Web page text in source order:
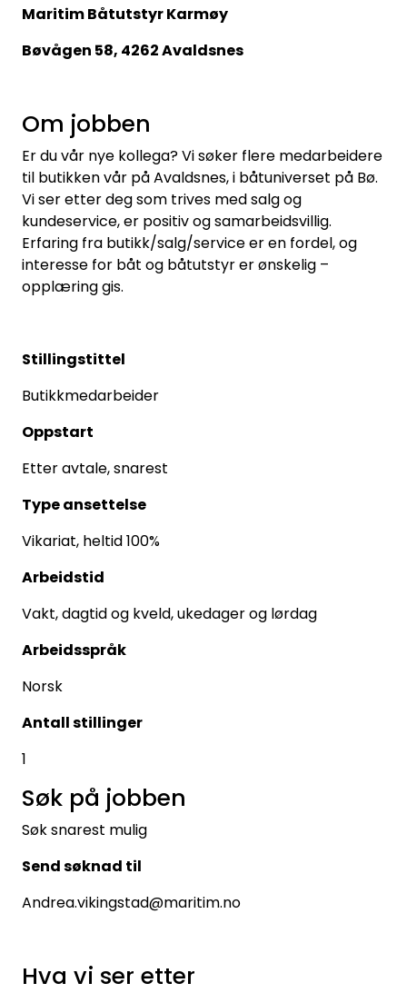
Maritim Båtutstyr Karmøy
Bøvågen 58, 4262 Avaldsnes
Om jobben
Er du vår nye kollega? Vi søker flere medarbeidere
til butikken vår på Avaldsnes, i båtuniverset på Bø.
Vi ser etter deg som trives med salg og
kundeservice, er positiv og samarbeidsvillig.
Erfaring fra butikk/salg/service er en fordel, og
interesse for båt og båtutstyr er ønskelig –
opplæring gis.
Stillingstittel
Butikkmedarbeider
Oppstart
Etter avtale, snarest
Type ansettelse
Vikariat, heltid 100%
Arbeidstid
Vakt, dagtid og kveld, ukedager og lørdag
Arbeidsspråk
Norsk
Antall stillinger
1
Søk på jobben
Søk snarest mulig
Send søknad til
Andrea.vikingstad@maritim.no
Hva vi ser etter